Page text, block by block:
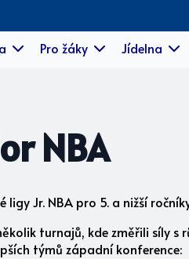
Pro žáky Jídelna
NBA
Jr. NBA pro 5. a nižší
turnajů, kde změřili síly s
týmů západní konference: